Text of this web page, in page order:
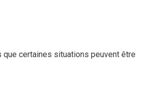
que certaines situations peuvent être